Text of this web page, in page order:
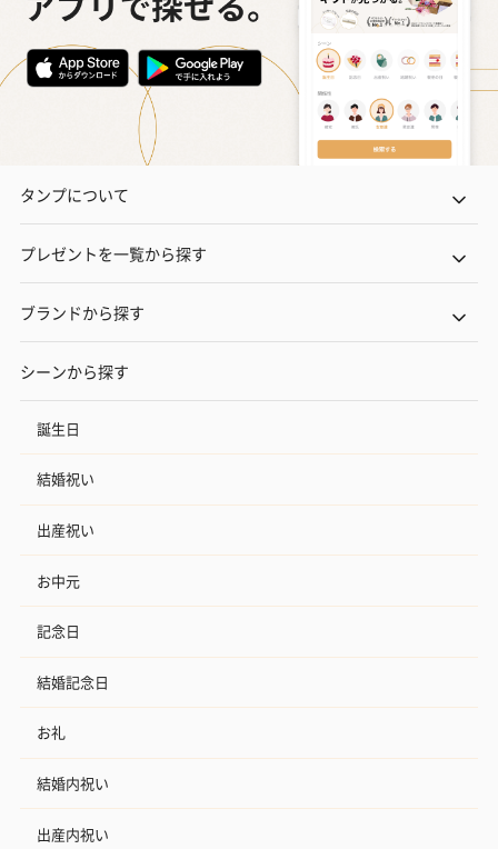
タンプについて
プレゼントを一覧から探す
ブランドから探す
シーンから探す
誕生日
結婚祝い
出産祝い
お中元
記念日
結婚記念日
お礼
結婚内祝い
出産内祝い